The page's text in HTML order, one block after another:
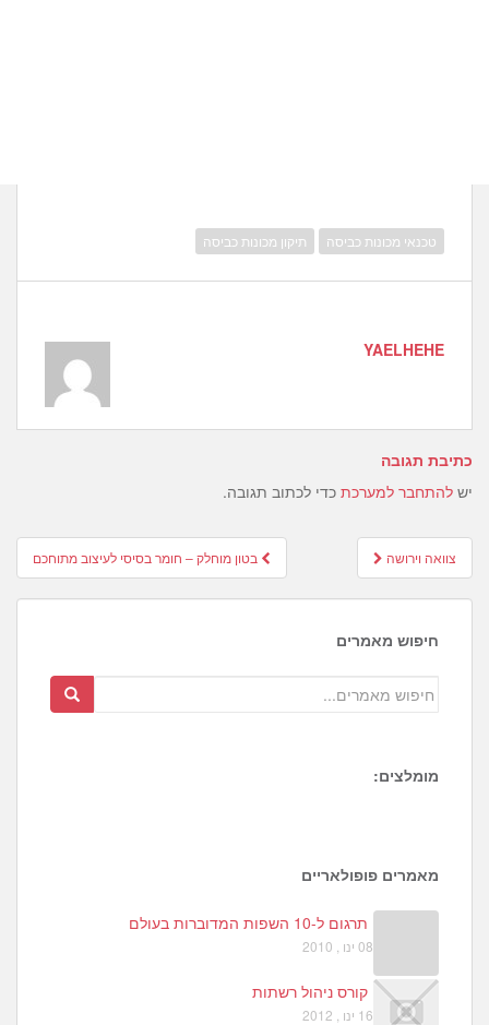
טכנאי מכונות כביסה תיקון מכונות כביסה
YAELHEHE
כתיבת תגובה
יש להתחבר למערכת כדי לכתוב תגובה.
Post
navigation
בטון מוחלק – חומר בסיסי לעיצוב מתוחכם צוואה וירושה
חיפוש מאמרים
מומלצים:
2
מאמרים פופולאריים
תרגום ל-10 השפות המדוברות בעולם
08 ינו , 2010
קורס ניהול רשתות
16 ינו , 2012